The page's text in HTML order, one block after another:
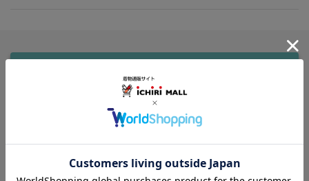
※Chrome、Safariなどのブラウザからご利用ください